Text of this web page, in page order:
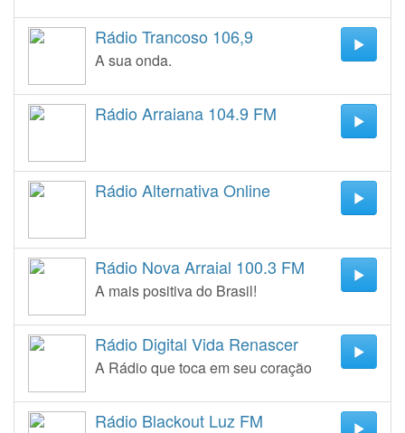
Rádio Trancoso 106,9
A sua onda.
Rádio Arraiana 104.9 FM
Rádio Alternativa Online
Rádio Nova Arraial 100.3 FM
A mais positiva do Brasil!
Rádio Digital Vida Renascer
A Rádio que toca em seu coração
Rádio Blackout Luz FM